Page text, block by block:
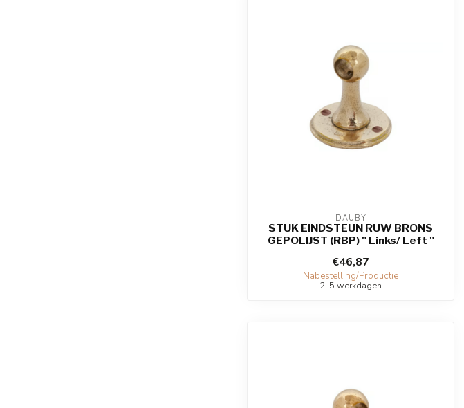
DAUBY
STUK EINDSTEUN RUW BRONS
GEPOLIJST (RBP) " Links/ Left "
€46,87
Nabestelling/Productie
2-5 werkdagen